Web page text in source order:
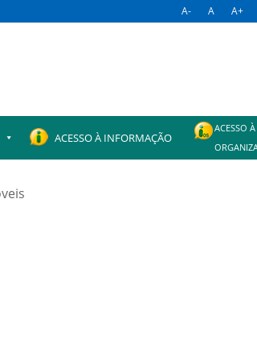
A- A A+
ACESSO À INFORMAÇÃO
ACESSO